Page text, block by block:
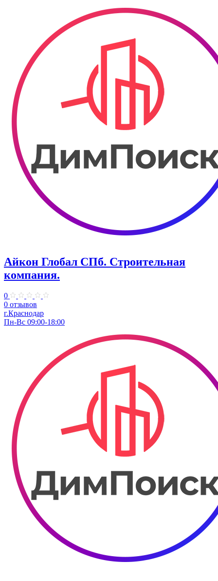
Айкон Глобал СПб. Строительная
компания.
0
0 отзывов
г.Краснодар
Пн-Вс 09:00-18:00